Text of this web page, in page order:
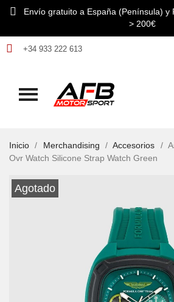
Envío gratuito a España (Península) y
> 200€
+34 933 222 613
Inicio Merchandising Accesorios
Ovr Watch Silicone Strap Watch Green
Agotado